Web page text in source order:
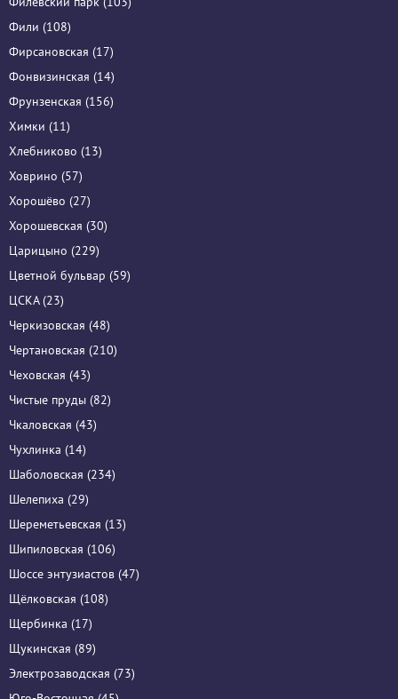
Фили (108)
Фирсановская (17)
Фонвизинская (14)
Фрунзенская (156)
Химки (11)
Хлебниково (13)
Ховрино (57)
Хорошёво (27)
Хорошевская (30)
Царицыно (229)
Цветной бульвар (59)
ЦСКА (23)
Черкизовская (48)
Чертановская (210)
Чеховская (43)
Чистые пруды (82)
Чкаловская (43)
Чухлинка (14)
Шаболовская (234)
Шелепиха (29)
Шереметьевская (13)
Шипиловская (106)
Шоссе энтузиастов (47)
Щёлковская (108)
Щербинка (17)
Щукинская (89)
Электрозаводская (73)